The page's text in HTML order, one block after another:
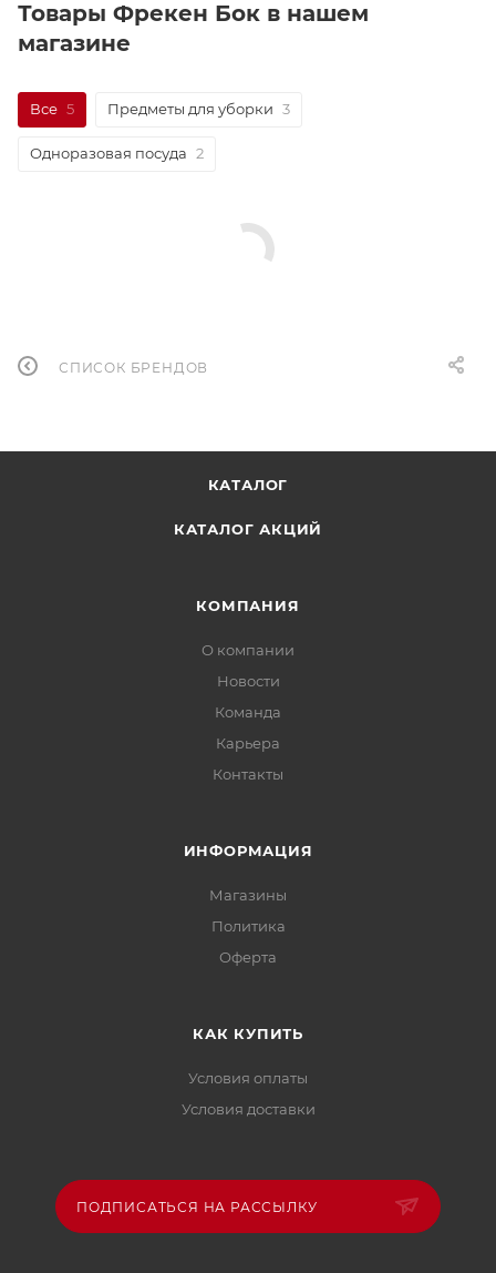
Товары Фрекен Бок в нашем
магазине
Все 5 Предметы для уборки 3
Одноразовая посуда 2
СПИСОК БРЕНДОВ
КАТАЛОГ
КАТАЛОГ АКЦИЙ
КОМПАНИЯ
О компании
Новости
Команда
Карьера
Контакты
ИНФОРМАЦИЯ
Магазины
Политика
Офертa
КАК КУПИТЬ
Условия оплаты
Условия доставки
ПОДПИСАТЬСЯ НА РАССЫЛКУ